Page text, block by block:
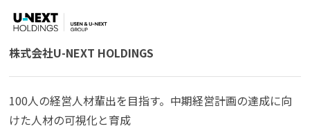
株式会社U-NEXT HOLDINGS
100人の経営人材輩出を目指す。中期経営計画の達成に向
けた人材の可視化と育成